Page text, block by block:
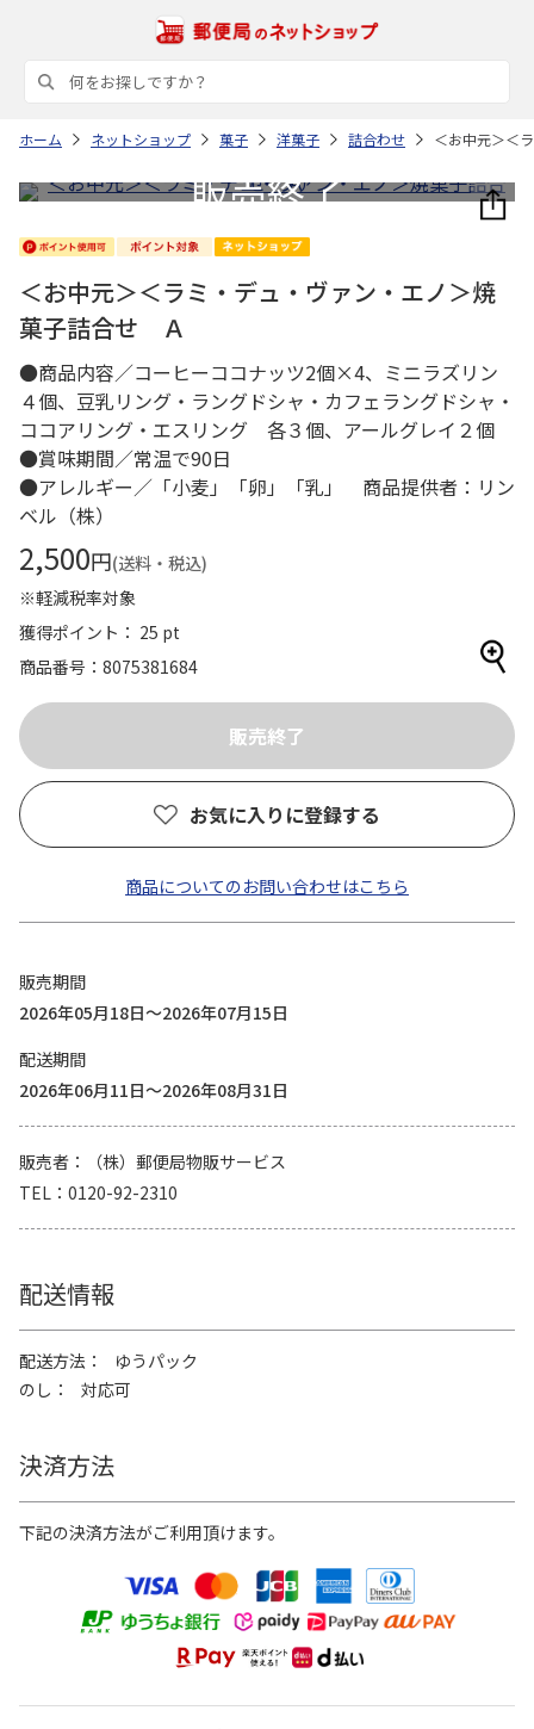
ホーム ネットショップ 菓子 洋菓子 詰合わせ ＜お中元＞＜
＜お中元＞＜ラミ・デュ・ヴァン・エノ＞焼
菓子詰合せ Ａ
●商品内容／コーヒーココナッツ2個×4、ミニラズリン
４個、豆乳リング・ラングドシャ・カフェラングドシャ・
ココアリング・エスリング 各３個、アールグレイ２個
●賞味期間／常温で90日
●アレルギー／「小麦」「卵」「乳」 商品提供者：リン
ベル（株）
2,500円(送料・税込)
※軽減税率対象
獲得ポイント： 25 pt
商品番号
8075381684
お気に入りに登録する
商品についてのお問い合わせはこちら
販売期間
2026年05月18日～2026年07月15日
配送期間
2026年06月11日～2026年08月31日
販売者
（株）郵便局物販サービス
TEL
0120-92-2310
配送情報
配送方法
ゆうパック
のし
対応可
決済方法
下記の決済方法がご利用頂けます。